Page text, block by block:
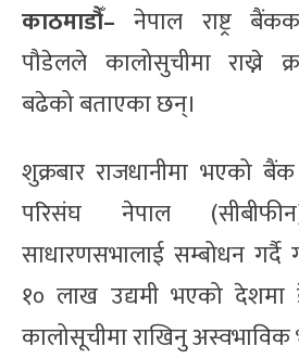
काठमाडौँ– नेपाल राष्ट्र
पौडेलले कालोसुचीमा राख्ने
बढेको बताएका छन्।
शुक्रबार राजधानीमा भएको
परिसंघ नेपाल
साधारणसभालाई सम्बोधन
१० लाख उद्यमी भएको देशमा
कालोसूचीमा राखिनु